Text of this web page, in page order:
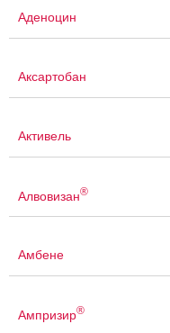
Аденоцин
Аксартобан
Активель
Алвовизан®
Амбене
Ампризир®